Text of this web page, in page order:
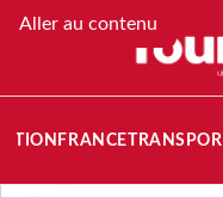
Aller au contenu
FRANCE